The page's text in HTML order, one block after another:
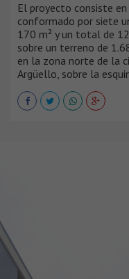
El proyecto consiste
conformado por siete
170 m² y un total de
sobre un terreno de
en la zona norte de la
Argüello, sobre la